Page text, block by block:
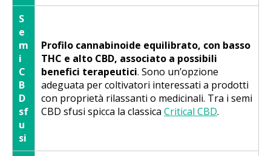
S
e
m
i
C
B
D
sf
u
si
Profilo cannabinoide equilibrato, con basso
THC e alto CBD, associato a possibili
benefici terapeutici. Sono un’opzione
adeguata per coltivatori interessati a prodotti
con proprietà rilassanti o medicinali. Tra i semi
CBD sfusi spicca la classica Critical CBD.